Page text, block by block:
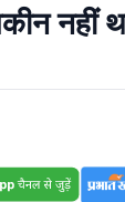
नहीं